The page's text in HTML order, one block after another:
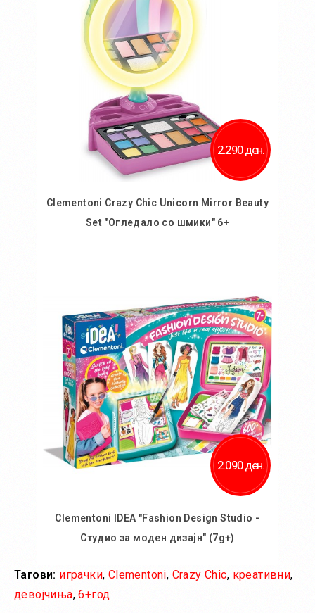
Додај за споредба
2.290 ден.
Clementoni Crazy Chic Unicorn Mirror Beauty
Set "Огледало со шмики" 6+
Додај во желби
Додај за споредба
2.090 ден.
Clementoni IDEA "Fashion Design Studio -
Студио за моден дизајн" (7g+)
Во кошничка
Тагови: играчки, Clementoni, Crazy Chic, креативни,
девојчиња,6+год